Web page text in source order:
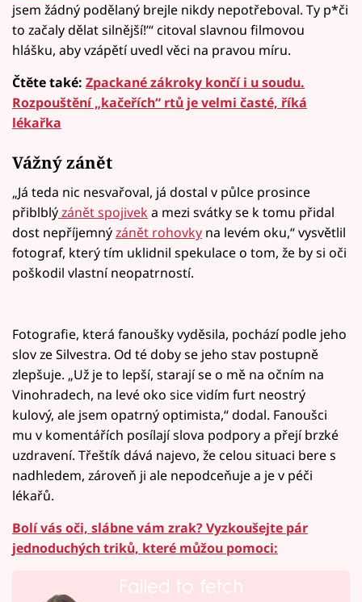
jsem žádný podělaný brejle nikdy nepotřeboval. Ty p*či
to začaly dělat silnější!’“ citoval slavnou filmovou
hlášku, aby vzápětí uvedl věci na pravou míru.
Čtěte také: Zpackané zákroky končí i u soudu.
Rozpouštění „kačeřích“ rtů je velmi časté, říká
lékařka
Vážný zánět
„Já teda nic nesvařoval, já dostal v půlce prosince
přiblblýzánět spojivek a mezi svátky se k tomu přidal
dost nepříjemnýzánět rohovky na levém oku,“ vysvětlil
fotograf, který tím uklidnil spekulace o tom, že by si oči
poškodil vlastní neopatrností.
Fotografie, která fanoušky vyděsila, pochází podle jeho
slov ze Silvestra. Od té doby se jeho stav postupně
zlepšuje. „Už je to lepší, starají se o mě na očním na
Vinohradech, na levé oko sice vidím furt neostrý
kulový, ale jsem opatrný optimista,“ dodal. Fanoušci
mu v komentářích posílají slova podpory a přejí brzké
uzdravení. Třeštík dává najevo, že celou situaci bere s
nadhledem, zároveň ji ale nepodceňuje a je v péči
lékařů.
Bolí vás oči, slábne vám zrak? Vyzkoušejte pár
jednoduchých triků, které můžou pomoci:
Failed to fetch